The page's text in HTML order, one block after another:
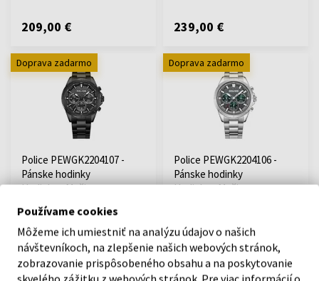
209,00 € 239,00 €
Doprava zadarmo
Police PEWGK2204107 -
Pánske hodinky
Hodinky - Muži
Odošleme do 14.08.
235,00 €
Doprava zadarmo
Police PEWGK2204106 -
Pánske hodinky
Hodinky - Muži
219,00 €
Používame cookies
Môžeme ich umiestniť na analýzu údajov o našich
návštevníkoch, na zlepšenie našich webových stránok,
zobrazovanie prispôsobeného obsahu a na poskytovanie